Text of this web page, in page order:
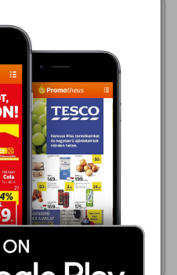
Auchan
2026.08.06 - 08.19
6 999,00 Ft
Összecsukható asztal
Akciós újság
megtekintése